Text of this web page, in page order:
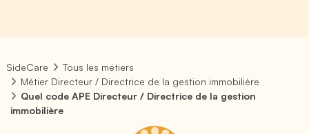
SideCare
Tous les métiers
Métier Directeur / Directrice de la gestion immobilière
Quel code APE Directeur / Directrice de la gestion
immobilière